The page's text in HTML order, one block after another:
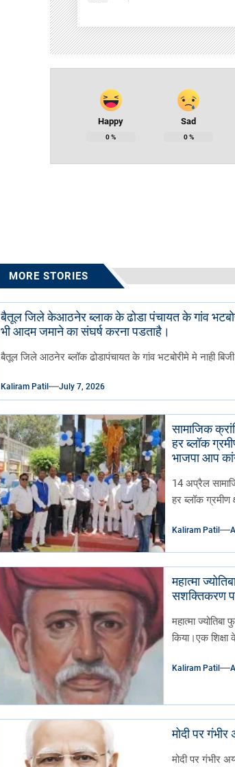
Happy
0%
Sad
0%
MORE STORIES
बैतूल जिले केआठनेर ब्लाक के ढोडा पंचायत के गांव
भी आदम जमाने का संघर्ष करना पडताहै।
बैतूल जिले आठनेर ब्लॉक ढोडापंचायत के गांव भटबोरीमे मे नाही
Kaliram Patil July 7, 2026
सामाजिक
हर ब्लॉक
भाजपा आप
14 अप्रैल
हर ब्लॉक ग्रमीण
Kaliram Patil
महात्मा
सशक्तिकरण
महात्मा
किया।एक
Kaliram Patil
मोदी पर
मोदी पर गंभीर